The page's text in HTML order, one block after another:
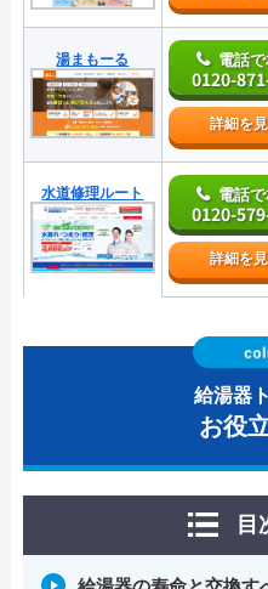
湯まもーる 電話
0120-
詳細を
水道修理ルート 電話
0120-
詳細を
給湯器
お役